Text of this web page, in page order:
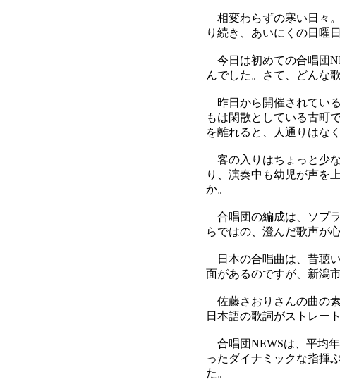
相変わらずの寒い日々
り続き、あいにくの日曜
今日は初めての合唱団
んでした。さて、どんな
昨日から開催されてい
もは閑散としている古町
を離れると、人通りはな
客の入りはちょっと少
り、演奏中も幼児が声を
か。
合唱団の編成は、ソプ
らではの、澄んだ歌声が
日本の合唱曲は、昔聴
面があるのですが、新潟
佐藤さおりさんの曲の
日本語の歌詞がストレー
合唱団NEWSは、平均
ったダイナミックな指揮
た。